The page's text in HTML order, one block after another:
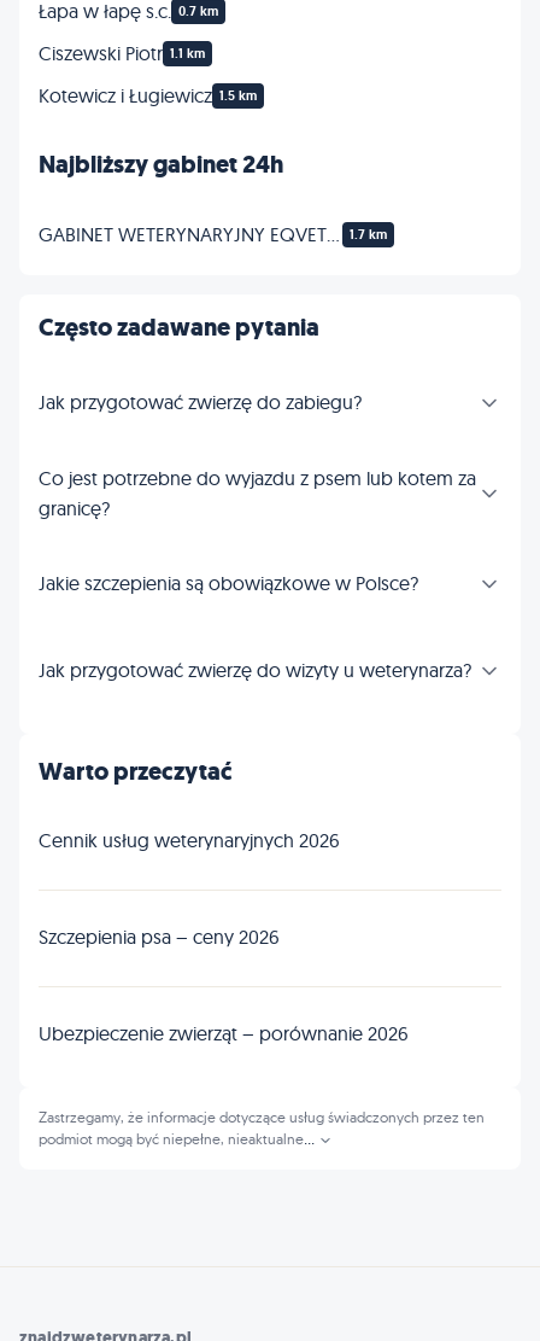
Łapa w łapę s.c. 0.7 km
Ciszewski Piotr 1.1 km
Kotewicz i Ługiewicz 1.5 km
Najbliższy gabinet 24h
1.7 km
Często zadawane pytania
Jak przygotować zwierzę do zabiegu?
Co jest potrzebne do wyjazdu z psem lub kotem za
granicę?
Jakie szczepienia są obowiązkowe w Polsce?
Jak przygotować zwierzę do wizyty u weterynarza?
Warto przeczytać
Cennik usług weterynaryjnych 2026
Szczepienia psa – ceny 2026
Ubezpieczenie zwierząt – porównanie 2026
Zastrzegamy, że informacje dotyczące usług świadczonych przez ten
podmiot mogą być niepełne, nieaktualne